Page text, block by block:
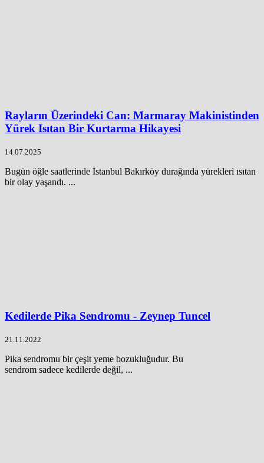
Rayların Üzerindeki Can: Marmaray Makinistinden
Yürek Isıtan Bir Kurtarma Hikayesi
14.07.2025
Bugün öğle saatlerinde İstanbul Bakırköy durağında yürekleri ısıtan
bir olay yaşandı. ...
Kedilerde Pika Sendromu - Zeynep Tuncel
21.11.2022
Pika sendromu bir çeşit yeme bozukluğudur. Bu
sendrom sadece kedilerde değil, ...